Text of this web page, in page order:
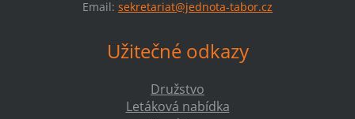
Email: sekretariat@jednota-tabor.cz
Užitečné odkazy
Družstvo
Letáková nabídka